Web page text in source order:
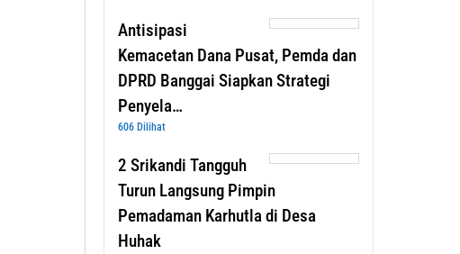
Antisipasi
Kemacetan Dana Pusat, Pemda dan
DPRD Banggai Siapkan Strategi
Penyela…
606 Dilihat
2 Srikandi Tangguh
Turun Langsung Pimpin
Pemadaman Karhutla di Desa
Huhak